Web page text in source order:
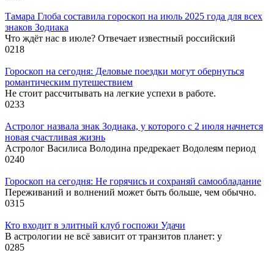
Тамара Глоба составила гороскоп на июль 2025 года для всех
знаков Зодиака
Что ждёт нас в июле? Отвечает известный российский
0218
Гороскоп на сегодня: Деловые поездки могут обернуться
романтическим путешествием
Не стоит рассчитывать на легкие успехи в работе.
0233
Астролог назвала знак Зодиака, у которого с 2 июля начнется
новая счастливая жизнь
Астролог Василиса Володина предрекает Водолеям период
0240
Гороскоп на сегодня: Не горячись и сохраняй самообладание
Переживаний и волнений может быть больше, чем обычно.
0315
Кто входит в элитный клуб госпожи Удачи
В астрологии не всё зависит от транзитов планет: у
0285